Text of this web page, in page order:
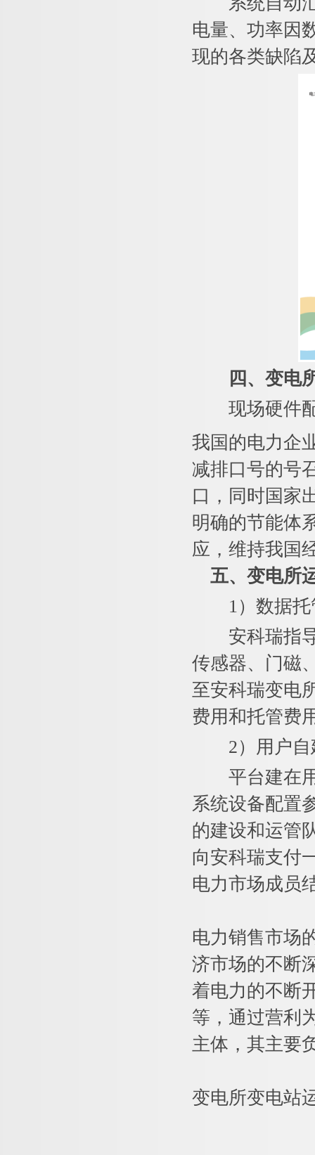
电量、功率因
现的各类缺陷
四、 变电
现场硬件
我国的电力企
减排口号的号
口，同时国家
明确的节能体
应，维持我国
五、 变电所
1）数据托
安科瑞指导
传感器、门磁
至安科瑞变电
费用和托管费
2）用户自
平台建在用
系统设备配置
的建设和运管
向安科瑞支付
电力市场成员
电力销售市场
济市场的不断
着电力的不断
等，通过营利
主体，其主要
变电所变电站